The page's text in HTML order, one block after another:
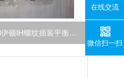
1CE300F35S3伊顿IH螺纹插装平衡阀1CE300系列现货
在线交流
微信扫一扫